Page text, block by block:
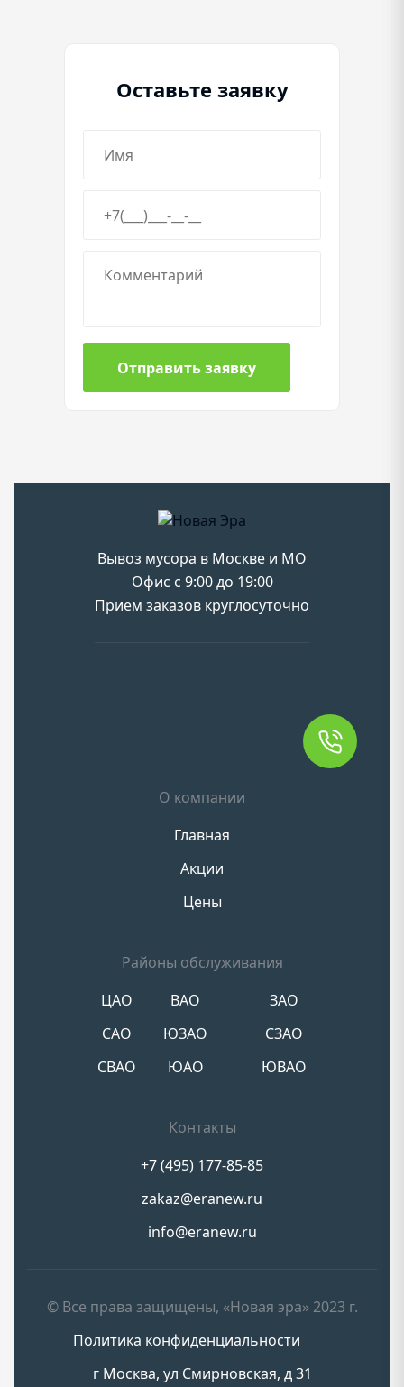
Оставьте заявку
Отправить заявку
Вывоз мусора в Москве и МО
Офис с 9:00 до 19:00
Прием заказов круглосуточно
О компании
Главная
Акции
Цены
Районы обслуживания
ЦАО
САО
СВАО
ВАО
ЮЗАО
ЮАО
ЗАО
СЗАО
ЮВАО
Контакты
+7 (495) 177-85-85
zakaz@eranew.ru
info@eranew.ru
© Все права защищены, «Новая эра» 2023 г.
Политика конфиденциальности
г Москва, ул Смирновская, д 31